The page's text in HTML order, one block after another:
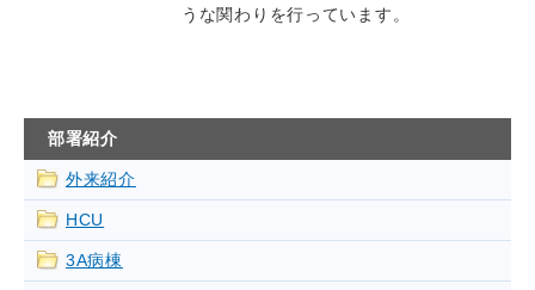
うな関わりを行っています。
部署紹介
外来紹介
HCU
3A病棟